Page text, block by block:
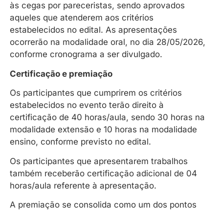
às cegas por pareceristas, sendo aprovados
aqueles que atenderem aos critérios
estabelecidos no edital. As apresentações
ocorrerão na modalidade oral, no dia 28/05/2026,
conforme cronograma a ser divulgado.
Certificação e premiação
Os participantes que cumprirem os critérios
estabelecidos no evento terão direito à
certificação de 40 horas/aula, sendo 30 horas na
modalidade extensão e 10 horas na modalidade
ensino, conforme previsto no edital.
Os participantes que apresentarem trabalhos
também receberão certificação adicional de 04
horas/aula referente à apresentação.
A premiação se consolida como um dos pontos